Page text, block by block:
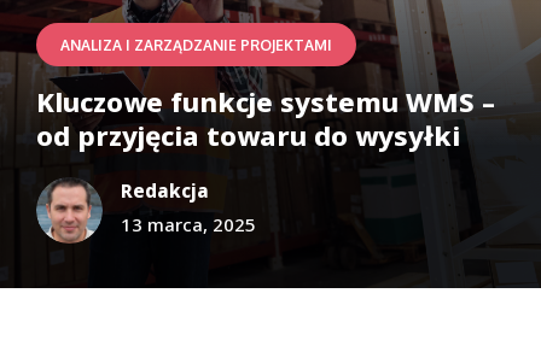
ANALIZA I ZARZĄDZANIE PROJEKTAMI
Kluczowe funkcje systemu WMS –
od przyjęcia towaru do wysyłki
Redakcja
13 marca, 2025